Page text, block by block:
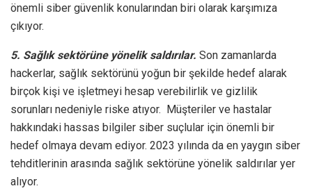
önemli siber güvenlik konularından biri olarak karşımıza
çıkıyor.
5. Sağlık sektörüne yönelik saldırılar. Son zamanlarda
hackerlar, sağlık sektörünü yoğun bir şekilde hedef alarak
birçok kişi ve işletmeyi hesap verebilirlik ve gizlilik
sorunları nedeniyle riske atıyor. Müşteriler ve hastalar
hakkındaki hassas bilgiler siber suçlular için önemli bir
hedef olmaya devam ediyor. 2023 yılında da en yaygın siber
tehditlerinin arasında sağlık sektörüne yönelik saldırılar yer
alıyor.